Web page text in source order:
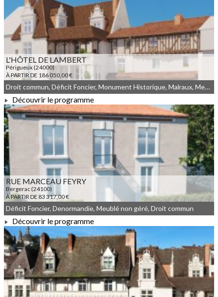
À PARTIR DE 253 575,00 €
L'HÔTEL DE LAMBERT
Périgueux (24000)
À PARTIR DE 186 050,00 €
À PARTIR DE 186 050,00 €
Droit commun, Déficit Foncier, Monument Historique, Malraux, Meublé non géré
Découvrir le programme
RUE MARCEAU FEYRY
Bergerac (24100)
À PARTIR DE 83 317,00 €
À PARTIR DE 83 317,00 €
Déficit Foncier, Denormandie, Meublé non géré, Droit commun
Découvrir le programme